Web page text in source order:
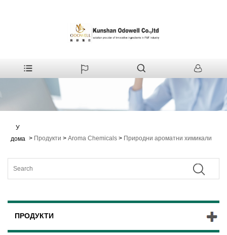
У
дома > Продукти > Aroma Chemicals > Природни ароматни химикали
ПРОДУКТИ